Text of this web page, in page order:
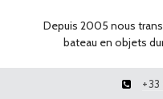
+33
Depuis 2005 nous
bateau en objets